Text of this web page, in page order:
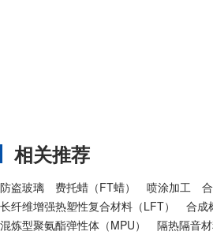
相关推荐
防盗玻璃 费托蜡（FT蜡） 喷涂加工
长纤维增强热塑性复合材料（LFT）
合成
混炼型聚氨酯弹性体（MPU）
隔热隔音